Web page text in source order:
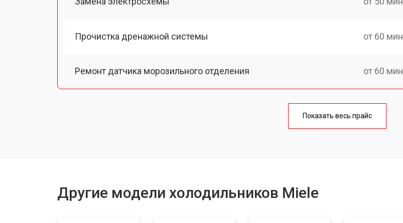
Прочистка дренажной системы от 60 мин
Ремонт датчика морозильного отделения от 60 мин
от 50 мин
Показать весь прайс
Другие модели холодильников Miele